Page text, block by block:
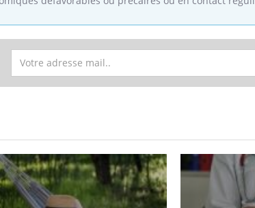
innove en matière de bilan de
d'un « jumeau
» permet ...
Coup de food sur
nouveau rendez-
bouscule les
épisode, une ...